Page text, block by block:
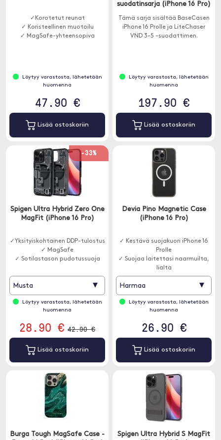
✓Korotetut reunat
✓ Koristeellinen muotoilu
✓ MagSafe-yhteensopiva
Löytyy varastosta, lähetetään
huomenna
47.90 €
Lisää ostoskoriin
suodatinsarja (iPhone 16 Pro)
Tämä sarja sisältää BaseCasen
iPhone 16 Prolle ja LiteChaser
VND 3-5 -suodattimen.
Löytyy varastosta, lähetetään
huomenna
197.90 €
Lisää ostoskoriin
-33%
Spigen Ultra Hybrid Zero One
MagFit (iPhone 16 Pro)
✓Yksityiskohtainen DDP-tulostus
✓ MagSafe
✓ Sotilastason pudotussuoja
Musta ▾
Löytyy varastosta, lähetetään
huomenna
28.90 € 42.90 €
Lisää ostoskoriin
Devia Pino Magnetic Case
(iPhone 16 Pro)
✓ Kestävä suojakuori iPhone 16
Prolle
✓ Suojaa laitettasi naarmuilta,
lialta
Harmaa ▾
Löytyy varastosta, lähetetään
huomenna
26.90 €
Lisää ostoskoriin
Burga Tough MagSafe Case -
Spigen Ultra Hybrid S MagFit